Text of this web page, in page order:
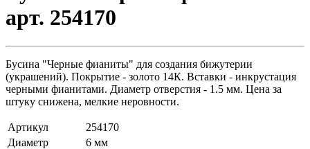
арт. 254170
Бусина "Черные фианиты" для создания бижутерии
(украшений). Покрытие - золото 14К. Вставки - инкрустация
черными фианитами. Диаметр отверстия - 1.5 мм. Цена за
штуку снижена, мелкие неровности.
Артикул
254170
Диаметр
6 мм